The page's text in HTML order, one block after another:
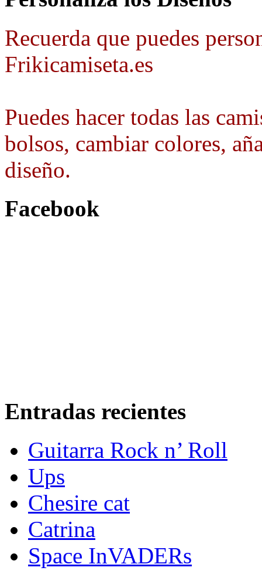
Recuerda que puedes
Frikicamiseta.es
Puedes hacer todas las
bolsos, cambiar colores,
diseño.
Facebook
Entradas recientes
Guitarra Rock n’ Roll
Ups
Chesire cat
Catrina
Space InVADERs